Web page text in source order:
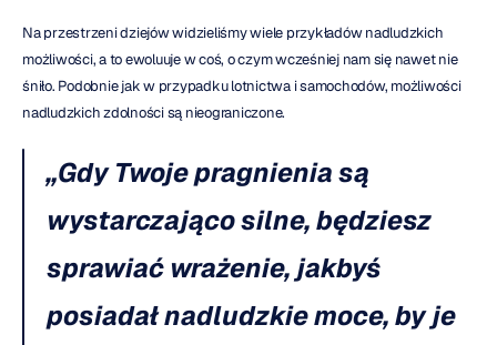
Na przestrzeni dziejów widzieliśmy wiele przykładów nadludzkich
możliwości, a to ewoluuje w coś, o czym wcześniej nam się nawet nie
śniło. Podobnie jak w przypadku lotnictwa i samochodów, możliwości
nadludzkich zdolności są nieograniczone.
„Gdy Twoje pragnienia są
wystarczająco silne, będziesz
sprawiać wrażenie, jakbyś
posiadał nadludzkie moce, by je